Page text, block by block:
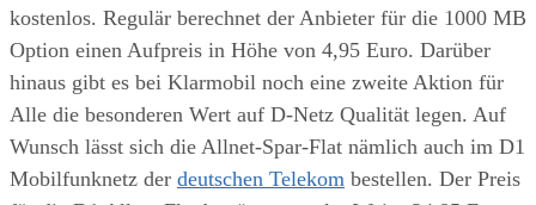
kostenlos. Regulär berechnet der Anbieter für die 1000 MB
Option einen Aufpreis in Höhe von 4,95 Euro. Darüber
hinaus gibt es bei Klarmobil noch eine zweite Aktion für
Alle die besonderen Wert auf D-Netz Qualität legen. Auf
Wunsch lässt sich die Allnet-Spar-Flat nämlich auch im D1
Mobilfunknetz der deutschen Telekom bestellen. Der Preis